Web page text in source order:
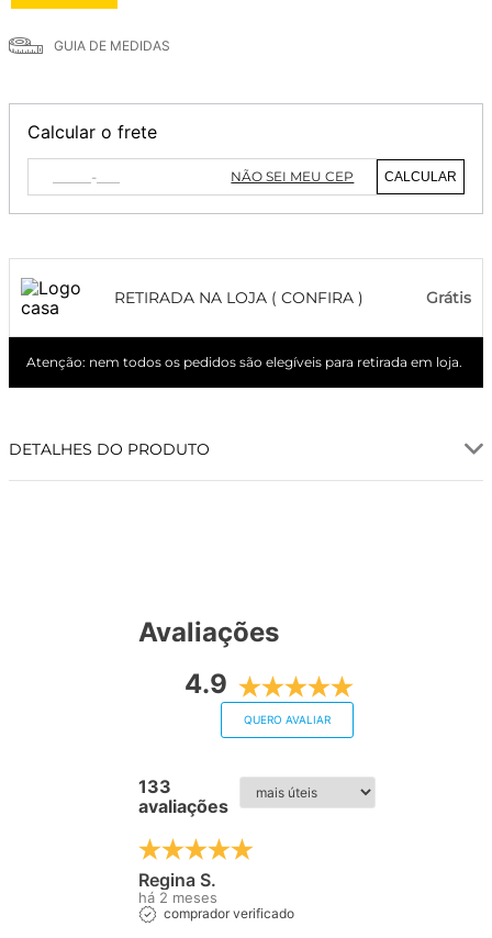
GUIA DE MEDIDAS
Calcular o frete
NÃO SEI MEU CEP CALCULAR
RETIRADA NA LOJA ( CONFIRA ) Grátis
Atenção: nem todos os pedidos são elegíveis para retirada em loja.
DETALHES DO PRODUTO
Avaliações
4.9
QUERO AVALIAR
133
avaliações
Regina S.
há 2 meses
comprador verificado